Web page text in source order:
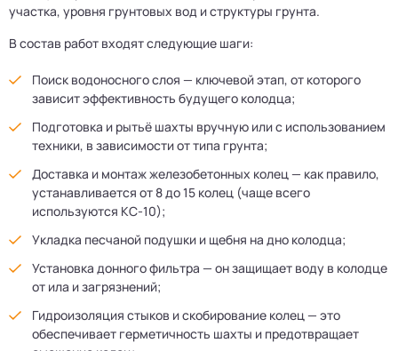
участка, уровня грунтовых вод и структуры грунта.
В состав работ входят следующие шаги:
Поиск водоносного слоя — ключевой этап, от которого
зависит эффективность будущего колодца;
Подготовка и рытьё шахты вручную или с использованием
техники, в зависимости от типа грунта;
Доставка и монтаж железобетонных колец — как правило,
устанавливается от 8 до 15 колец (чаще всего
используются КС-10);
Укладка песчаной подушки и щебня на дно колодца;
Установка донного фильтра — он защищает воду в колодце
от ила и загрязнений;
Гидроизоляция стыков и скобирование колец — это
обеспечивает герметичность шахты и предотвращает